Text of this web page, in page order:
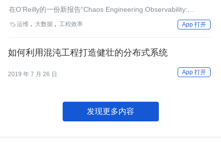
在O’Reilly的一份新报告“Chaos Engineering Observability:
Bringing Chaos Experiments into System Observability”中，Russ
Miles探究了为什么他认为可观测性和混沌工程这两个主题是“密切
运维 大数据 工程效率 App 打开
如何利用混沌工程打造健壮的分布式系统
2019 年 7 月 26 日 App 打开
发现更多内容